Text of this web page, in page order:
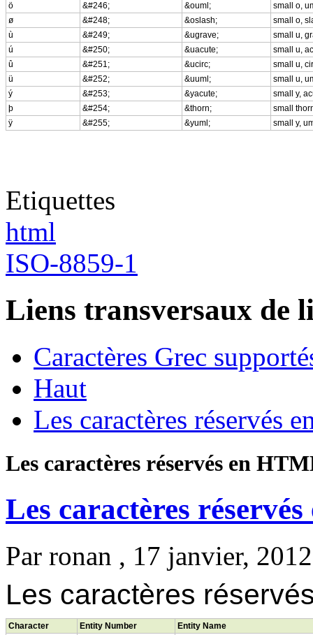
ö
&#246; &ouml;
small o,
ø
&#248; &oslash;
small o,
ù
&#249; &ugrave;
small u,
ú
&#250; &uacute;
small u,
û
&#251; &ucirc;
small u,
ü
&#252; &uuml;
small u,
ý
&#253; &yacute;
small y,
þ
&#254; &thorn;
small
ÿ
&#255; &yuml; small y,
Etiquettes
html
ISO-8859-1
Liens transversaux de
Caractères Grec
Haut
Les caractères réservés
Les caractères réservés en
Les caractères
Par ronan , 17 janvier, 2012
Les caractères
Character Entity Number
Entity Name